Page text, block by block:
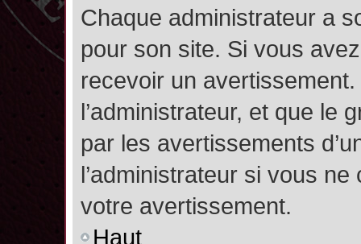
Chaque administrateur a
pour son site. Si vous
recevoir un
l’administrateur, et que le
par les avertissements
l’administrateur si vous
votre avertissement.
Haut